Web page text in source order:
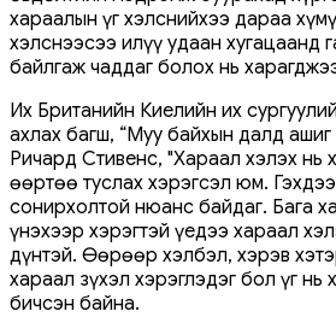
хараалын үг хэлснийхээ дараа
хэлснээсээ илүү удаан хугацаанд
байлгаж чаддаг болох нь
Их Британийн Киелийн их
ахлах багш, “Муу байхын далд ашиг
Ричард Стивенс, "Хараал хэлэх нь
өөртөө туслах хэрэгсэл юм.
сонирхолтой нюанс байдаг. Бага
үнэхээр хэрэгтэй үедээ хараал
дүнтэй. Өөрөөр хэлбэл, хэрэв
хараал зүхэл хэрэглэдэг бол үг нь
бичсэн байна.